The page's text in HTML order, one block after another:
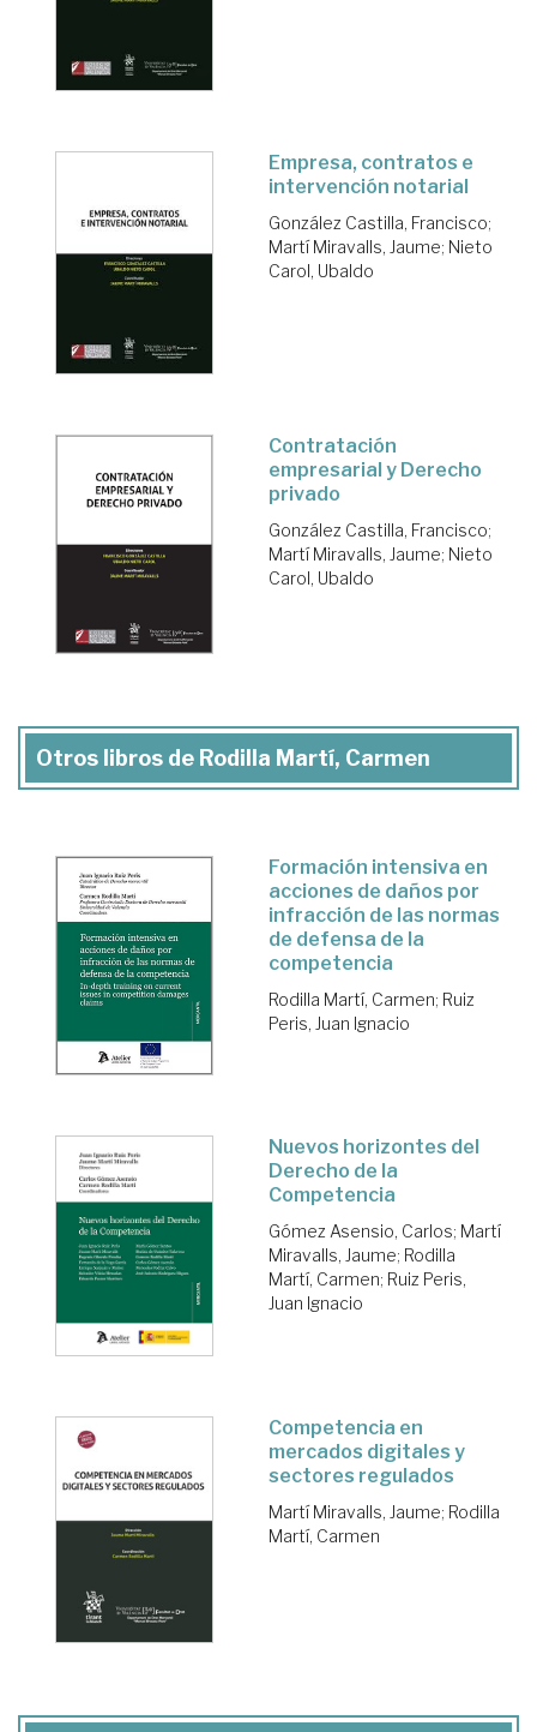
Empresa, contratos e
intervención notarial
González Castilla, Francisco;
Martí Miravalls, Jaume; Nieto
Carol, Ubaldo
Contratación
empresarial y Derecho
privado
González Castilla, Francisco;
Martí Miravalls, Jaume; Nieto
Carol, Ubaldo
Otros libros de Rodilla Martí, Carmen
Formación intensiva en
acciones de daños por
infracción de las normas
de defensa de la
competencia
Rodilla Martí, Carmen; Ruiz
Peris, Juan Ignacio
Nuevos horizontes del
Derecho de la
Competencia
Gómez Asensio, Carlos; Martí
Miravalls, Jaume; Rodilla
Martí, Carmen; Ruiz Peris,
Juan Ignacio
Competencia en
mercados digitales y
sectores regulados
Martí Miravalls, Jaume; Rodilla
Martí, Carmen